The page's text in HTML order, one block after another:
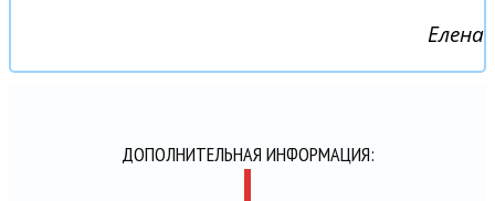
Елена
ДОПОЛНИТЕЛЬНАЯ ИНФОРМАЦИЯ: